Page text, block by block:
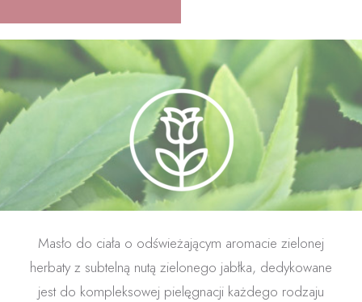
Masło do ciała o odświeżającym aromacie zielonej
herbaty z subtelną nutą zielonego jabłka, dedykowane
jest do kompleksowej pielęgnacji każdego rodzaju